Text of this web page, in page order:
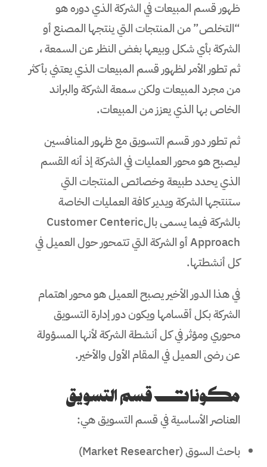
ظهور قسم المبيعات في الشركة الذي دوره هو
“التخلص” من المنتجات التي ينتجها المصنع أو
الشركة بأي شكل وبيعها بغض النظر عن السمعة ،
ثم تطور الأمر لظهور قسم المبيعات الذي يعتني بأكثر
من مجرد المبيعات ولكن سمعة الشركة والبراند
الخاص بها الذي يعزز من المبيعات.
ثم تطور دور قسم التسويق مع ظهور المنافسين
ليصبح هو محور العمليات في الشركة إذ أنه القسم
الذي يحدد طبيعة وخصائص المنتجات التي
ستنتجها الشركة ويدير كافة العمليات الخاصة
بالشركة فيما يسمى بالCustomer Centeric
Approach أو الشركة التي تتمحور حول العميل في
كل أنشطتها.
في هذا الدور الأخير يصبح العميل هو محور اهتمام
الشركة بكل أقسامها ويكون دور إدارة التسويق
محوري ومؤثر في كل أنشطة الشركة لأنها المسؤولة
عن رضى العميل في المقام الأول والأخير.
مكونات قسم التسويق
العناصر الأساسية في قسم التسويق هي:
باحث السوق (Market Researcher)